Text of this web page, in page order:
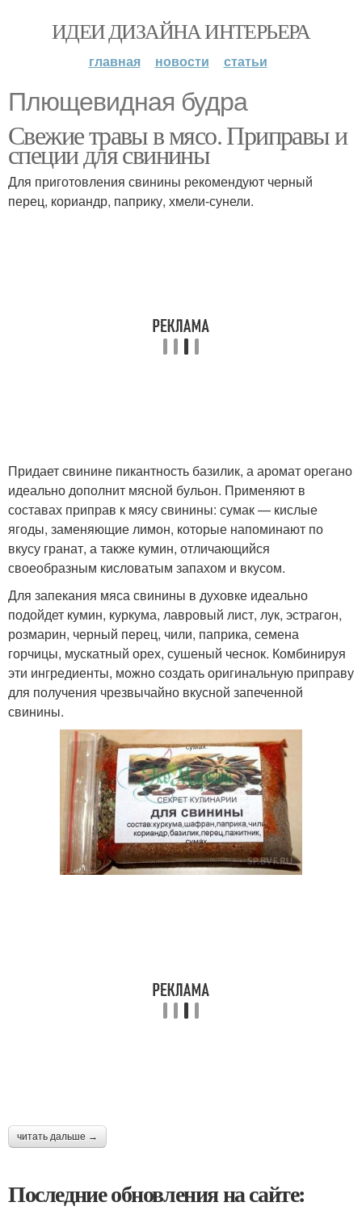
ИДЕИ ДИЗАЙНА ИНТЕРЬЕРА
главная новости статьи
Плющевидная будра
Свежие травы в мясо. Приправы и
специи для свинины
Для приготовления свинины рекомендуют черный
перец, кориандр, паприку, хмели-сунели.
Придает свинине пикантность базилик, а аромат орегано
идеально дополнит мясной бульон. Применяют в
составах приправ к мясу свинины: сумак — кислые
ягоды, заменяющие лимон, которые напоминают по
вкусу гранат, а также кумин, отличающийся
своеобразным кисловатым запахом и вкусом.
Для запекания мяса свинины в духовке идеально
подойдет кумин, куркума, лавровый лист, лук, эстрагон,
розмарин, черный перец, чили, паприка, семена
горчицы, мускатный орех, сушеный чеснок. Комбинируя
эти ингредиенты, можно создать оригинальную приправу
для получения чрезвычайно вкусной запеченной
свинины.
читать дальше →
Последние обновления на сайте: